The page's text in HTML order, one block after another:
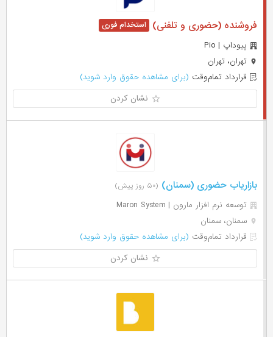
فروشنده (حضوری و تلفنی)
پیوداپ | Pio
تهران، تهران
قرارداد تمام‌وقت (برای مشاهده حقوق وارد شوید)
نشان کردن
بازاریاب حضوری (سمنان) (۵۰ روز پیش)
توسعه نرم افزار مارون | Maron System
سمنان، سمنان
قرارداد تمام‌وقت (برای مشاهده حقوق وارد شوید)
نشان کردن